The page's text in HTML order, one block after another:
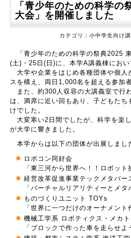
「青少年のための科学の
大会」を開催しました
カテゴリ：小中学生向け
「青少年のための科学の祭典2025
(土)・25日(日)に、本学A講義棟におい
大学や企業をはじめ各種団体や個人
スを構え、両日1,000名を超える参加
また、約300人収容の大講義室で行
は、満席に近い回もあり、子どもた
けでした。
大変寒い2日間でしたが、科学を楽
が大学に響きました。
本学からは以下の団体が出展しまし
ロボコン同好会
「東三河から世界へ！！ロボット
経営改革促進事業テックメタバー
「バーチャルリアリティーとメタ
ものづくりユニット TOYs
「世界に一つだけのオーナメント
機械工学系 ロボティクス・メカ
「ブロックで作った車を走らせよ